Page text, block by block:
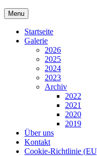
Skip
to
content
Menu
Startseite
Galerie
2026
2025
2024
2023
Archiv
2022
2021
2020
2019
Über uns
Kontakt
Cookie-Richtlinie